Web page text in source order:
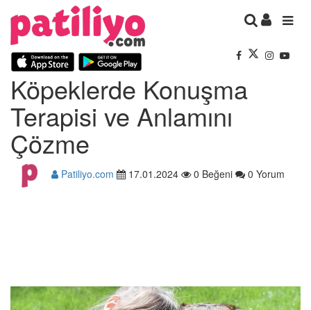
Köpeklerde Konuşma
Terapisi ve Anlamını
Çözme
Patiliyo.com 17.01.2024 0 Beğeni 0 Yorum